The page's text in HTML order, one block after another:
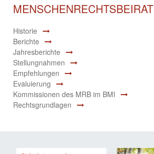
MENSCHENRECHTSBEIRAT
Historie
Berichte
Jahresberichte
Stellungnahmen
Empfehlungen
Evaluierung
Kommissionen des MRB im BMI
Rechtsgrundlagen